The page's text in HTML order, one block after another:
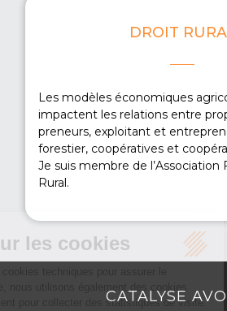
EN SAVOIR
DROIT
Les modèles économiques
impactent les relations entre
preneurs, exploitant et
forestier, coopératives et
Je suis membre de l’Association
Rural.
CATALYSE